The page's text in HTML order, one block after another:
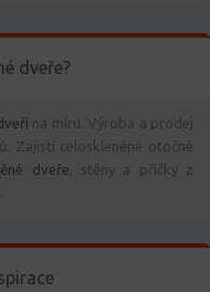
dveře?
na míru. Výroba a prodej
Zajistí celoskleněné otočné
dveře , stěny a příčky z